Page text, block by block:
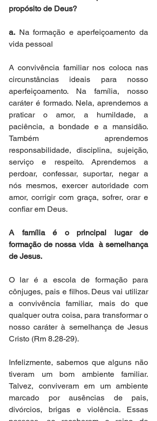
propósito de Deus?
a. Na formação e aperfeiçoamento da
vida pessoal
A convivência familiar nos coloca nas
circunstâncias ideais para nosso
aperfeiçoamento. Na família, nosso
caráter é formado. Nela, aprendemos a
praticar o amor, a humildade, a
paciência, a bondade e a mansidão.
Também aprendemos
responsabilidade, disciplina, sujeição,
serviço e respeito. Aprendemos a
perdoar, confessar, suportar, negar a
nós mesmos, exercer autoridade com
amor, corrigir com graça, sofrer, orar e
confiar em Deus.
A família é o principal lugar de
formação de nossa vida  à semelhança
de Jesus.
O lar é a escola de formação para
cônjuges, pais e filhos. Deus vai utilizar
a convivência familiar, mais do que
qualquer outra coisa, para transformar o
nosso caráter à semelhança de Jesus
Cristo (Rm 8.28-29).
Infelizmente, sabemos que alguns não
tiveram um bom ambiente familiar.
Talvez, conviveram em um ambiente
marcado por ausências de pais,
divórcios, brigas e violência. Essas